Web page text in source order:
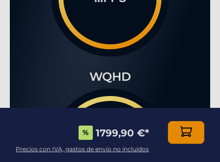
WQHD
...FPS
% 1799,90 €*
Precios con IVA, gastos de envío no incluidos